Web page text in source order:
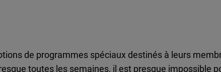
de programmes spéciaux destinés à leurs
toutes les semaines, il est presque impossible